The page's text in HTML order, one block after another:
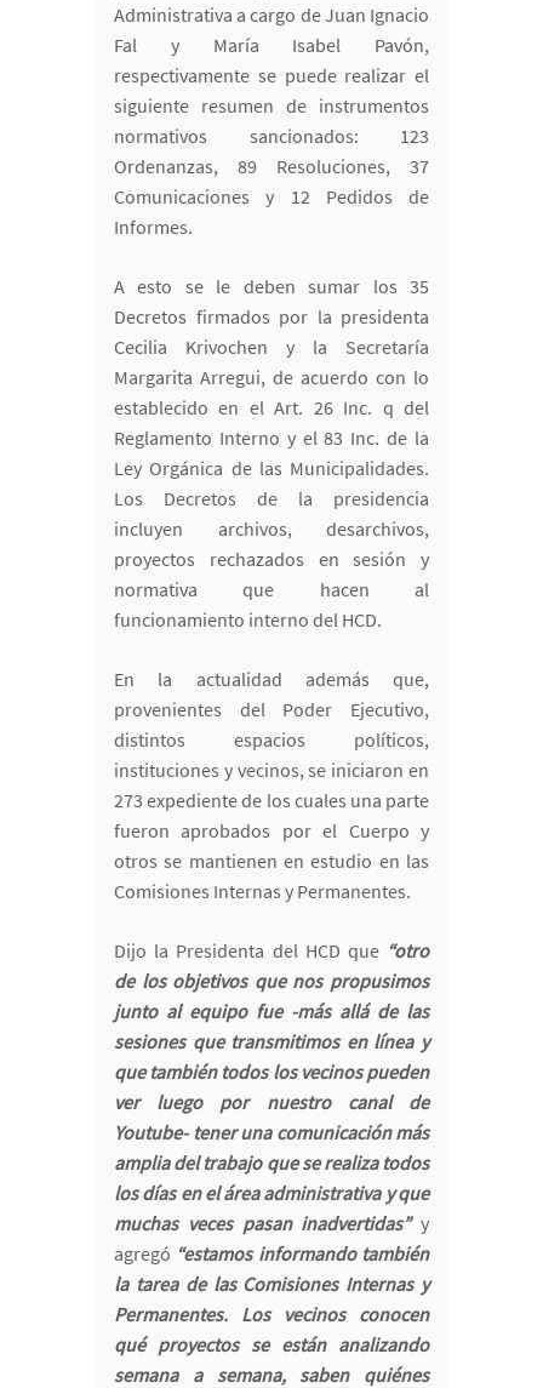
Administrativa a cargo de Juan Ignacio
Fal y María Isabel Pavón,
respectivamente se puede realizar el
siguiente resumen de instrumentos
normativos sancionados: 123
Ordenanzas, 89 Resoluciones, 37
Comunicaciones y 12 Pedidos de
Informes.
A esto se le deben sumar los 35
Decretos firmados por la presidenta
Cecilia Krivochen y la Secretaría
Margarita Arregui, de acuerdo con lo
establecido en el Art. 26 Inc. q del
Reglamento Interno y el 83 Inc. de la
Ley Orgánica de las Municipalidades.
Los Decretos de la presidencia
incluyen archivos, desarchivos,
proyectos rechazados en sesión y
normativa que hacen al
funcionamiento interno del HCD.
En la actualidad además que,
provenientes del Poder Ejecutivo,
distintos espacios políticos,
instituciones y vecinos, se iniciaron en
273 expediente de los cuales una parte
fueron aprobados por el Cuerpo y
otros se mantienen en estudio en las
Comisiones Internas y Permanentes.
Dijo la Presidenta del HCD que “otro
de los objetivos que nos propusimos
junto al equipo fue -más allá de las
sesiones que transmitimos en línea y
que también todos los vecinos pueden
ver luego por nuestro canal de
Youtube- tener una comunicación más
amplia del trabajo que se realiza todos
los días en el área administrativa y que
muchas veces pasan inadvertidas” y
agregó “estamos informando también
la tarea de las Comisiones Internas y
Permanentes. Los vecinos conocen
qué proyectos se están analizando
semana a semana, saben quiénes